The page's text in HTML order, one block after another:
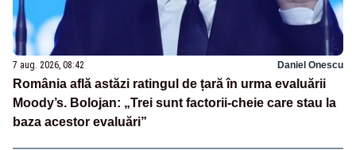
7 aug. 2026, 08:42 Daniel Onescu
România află astăzi ratingul de țară în urma evaluării
Moody’s. Bolojan: „Trei sunt factorii-cheie care stau la
baza acestor evaluări”